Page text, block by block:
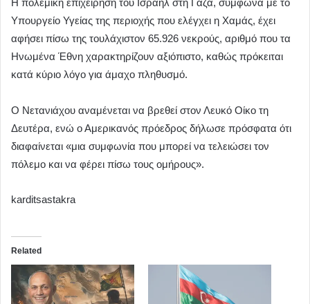
Υπουργείο Υγείας της περιοχής που ελέγχει η Χαμάς, έχει
αφήσει πίσω της τουλάχιστον 65.926 νεκρούς, αριθμό που τα
Ηνωμένα Έθνη χαρακτηρίζουν αξιόπιστο, καθώς πρόκειται
κατά κύριο λόγο για άμαχο πληθυσμό.
Ο Νετανιάχου αναμένεται να βρεθεί στον Λευκό Οίκο τη
Δευτέρα, ενώ ο Αμερικανός πρόεδρος δήλωσε πρόσφατα ότι
διαφαίνεται «μια συμφωνία που μπορεί να τελειώσει τον
πόλεμο και να φέρει πίσω τους ομήρους».
karditsastakra
Related